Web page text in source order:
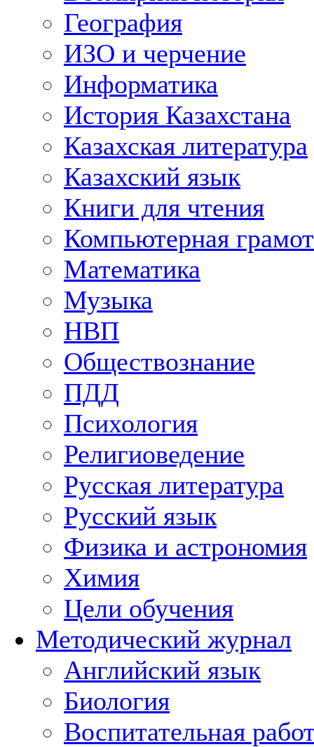
География
ИЗО и черчение
Информатика
История Казахстана
Казахская литература
Казахский язык
Книги для чтения
Компьютерная
Математика
Музыка
НВП
Обществознание
ПДД
Психология
Религиоведение
Русская литература
Русский язык
Физика и астрономия
Химия
Цели обучения
Методический журнал
Английский язык
Биология
Воспитательная